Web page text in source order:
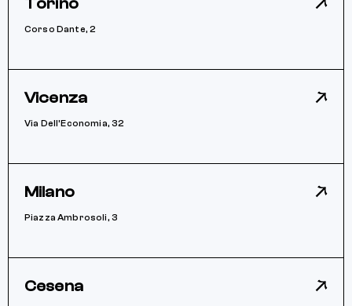
Corso Dante, 2
Vicenza
Via Dell’Economia, 32
Milano
Piazza Ambrosoli, 3
Cesena